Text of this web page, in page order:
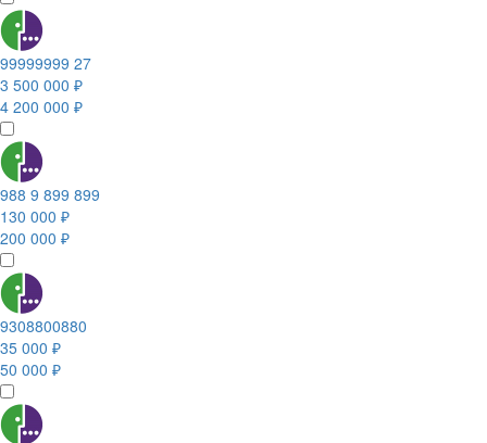
99999999 27
3 500 000 ₽
4 200 000 ₽
988 9 899 899
130 000 ₽
200 000 ₽
9308800880
35 000 ₽
50 000 ₽